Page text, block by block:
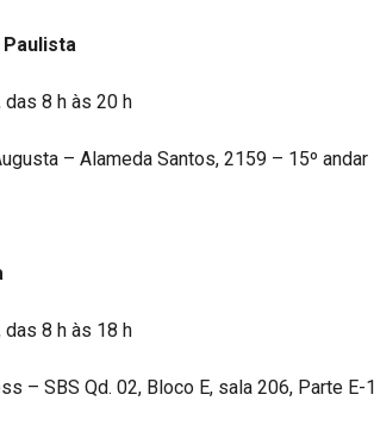
Paulista
das 8 h às 20 h
– Alameda Santos, 2159 – 15º
das 8 h às 18 h
– SBS Qd. 02, Bloco E, sala 206, Parte